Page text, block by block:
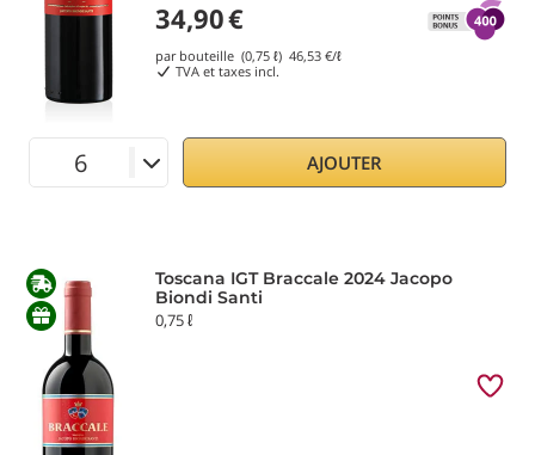
34,90€
par bouteille (0,75 ℓ) 46,53 €/ℓ
TVA et taxes incl.
AJOUTER
Toscana IGT Braccale 2024 Jacopo
Biondi Santi
0,75 ℓ